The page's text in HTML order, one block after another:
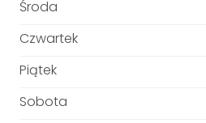
Środa
Czwartek
Piątek
Sobota